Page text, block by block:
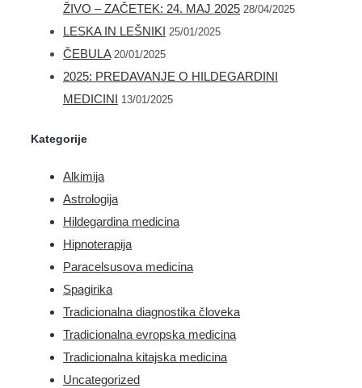
ŽIVO – ZAČETEK: 24. MAJ 2025 28/04/2025
LESKA IN LEŠNIKI 25/01/2025
ČEBULA 20/01/2025
2025: PREDAVANJE O HILDEGARDINI
MEDICINI 13/01/2025
Kategorije
Alkimija
Astrologija
Hildegardina medicina
Hipnoterapija
Paracelsusova medicina
Spagirika
Tradicionalna diagnostika človeka
Tradicionalna evropska medicina
Tradicionalna kitajska medicina
Uncategorized